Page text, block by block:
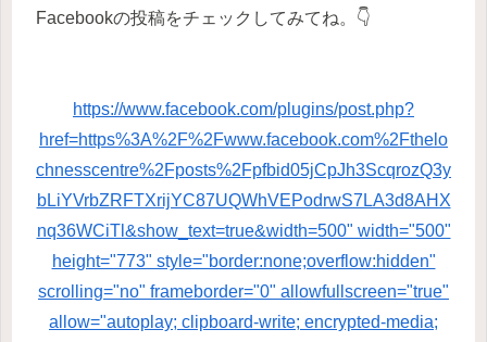
Facebookの投稿をチェックしてみてね。👇
https://www.facebook.com/plugins/post.php?
href=https%3A%2F%2Fwww.facebook.com%2Fthelo
chnesscentre%2Fposts%2Fpfbid05jCpJh3ScqrozQ3y
bLiYVrbZRFTXrijYC87UQWhVEPodrwS7LA3d8AHX
nq36WCiTl&show_text=true&width=500" width="500"
height="773" style="border:none;overflow:hidden"
scrolling="no" frameborder="0" allowfullscreen="true"
allow="autoplay; clipboard-write; encrypted-media;